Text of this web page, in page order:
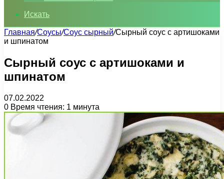
Искать
Главная/Соусы/Соус сырный/Сырный соус с артишоками
и шпинатом
Сырный соус с артишоками и
шпинатом
07.02.2022
0 Время чтения: 1 минута